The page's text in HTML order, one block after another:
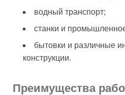
водный транспорт;
станки и
бытовки и различные
конструкции.
Преимущества